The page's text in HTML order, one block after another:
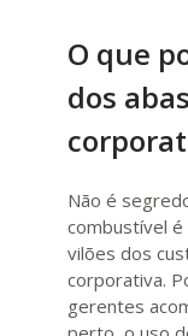
O que
dos
Não é
combustível é
vilões dos
corporativa.
gerentes